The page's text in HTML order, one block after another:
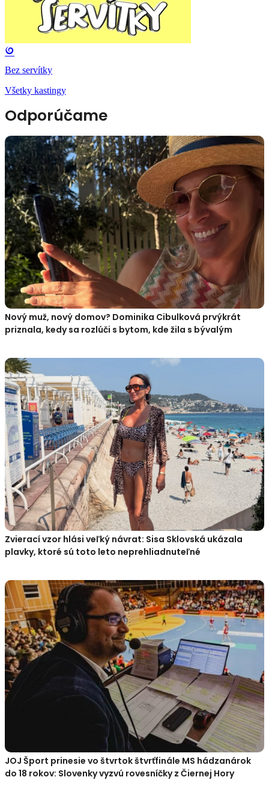
Bez servítky
Všetky kastingy
Odporúčame
Nový muž, nový domov? Dominika Cibulková prvýkrát
priznala, kedy sa rozlúči s bytom, kde žila s bývalým
Zvierací vzor hlási veľký návrat: Sisa Sklovská ukázala
plavky, ktoré sú toto leto neprehliadnuteľné
JOJ Šport prinesie vo štvrtok štvrťfinále MS hádzanárok
do 18 rokov: Slovenky vyzvú rovesníčky z Čiernej Hory